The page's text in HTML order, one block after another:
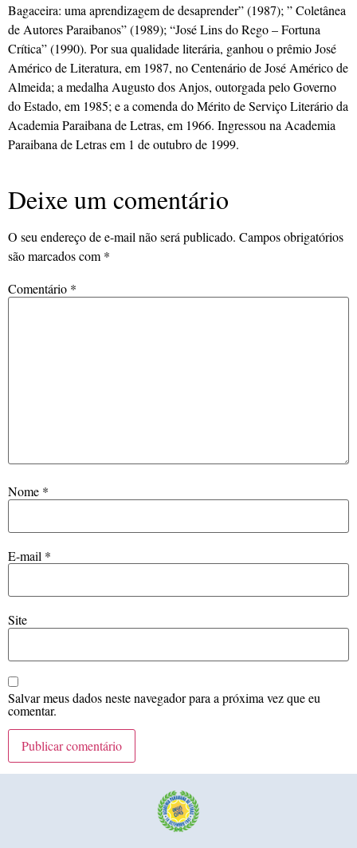
Bagaceira: uma aprendizagem de desaprender” (1987); ” Coletânea
de Autores Paraibanos” (1989); “José Lins do Rego – Fortuna
Crítica” (1990). Por sua qualidade literária, ganhou o prêmio José
Américo de Literatura, em 1987, no Centenário de José Américo de
Almeida; a medalha Augusto dos Anjos, outorgada pelo Governo
do Estado, em 1985; e a comenda do Mérito de Serviço Literário da
Academia Paraibana de Letras, em 1966. Ingressou na Academia
Paraibana de Letras em 1 de outubro de 1999.
Deixe um comentário
O seu endereço de e-mail não será publicado. Campos obrigatórios
são marcados com *
Comentário *
Nome *
E-mail *
Site
Salvar meus dados neste navegador para a próxima vez que eu
comentar.